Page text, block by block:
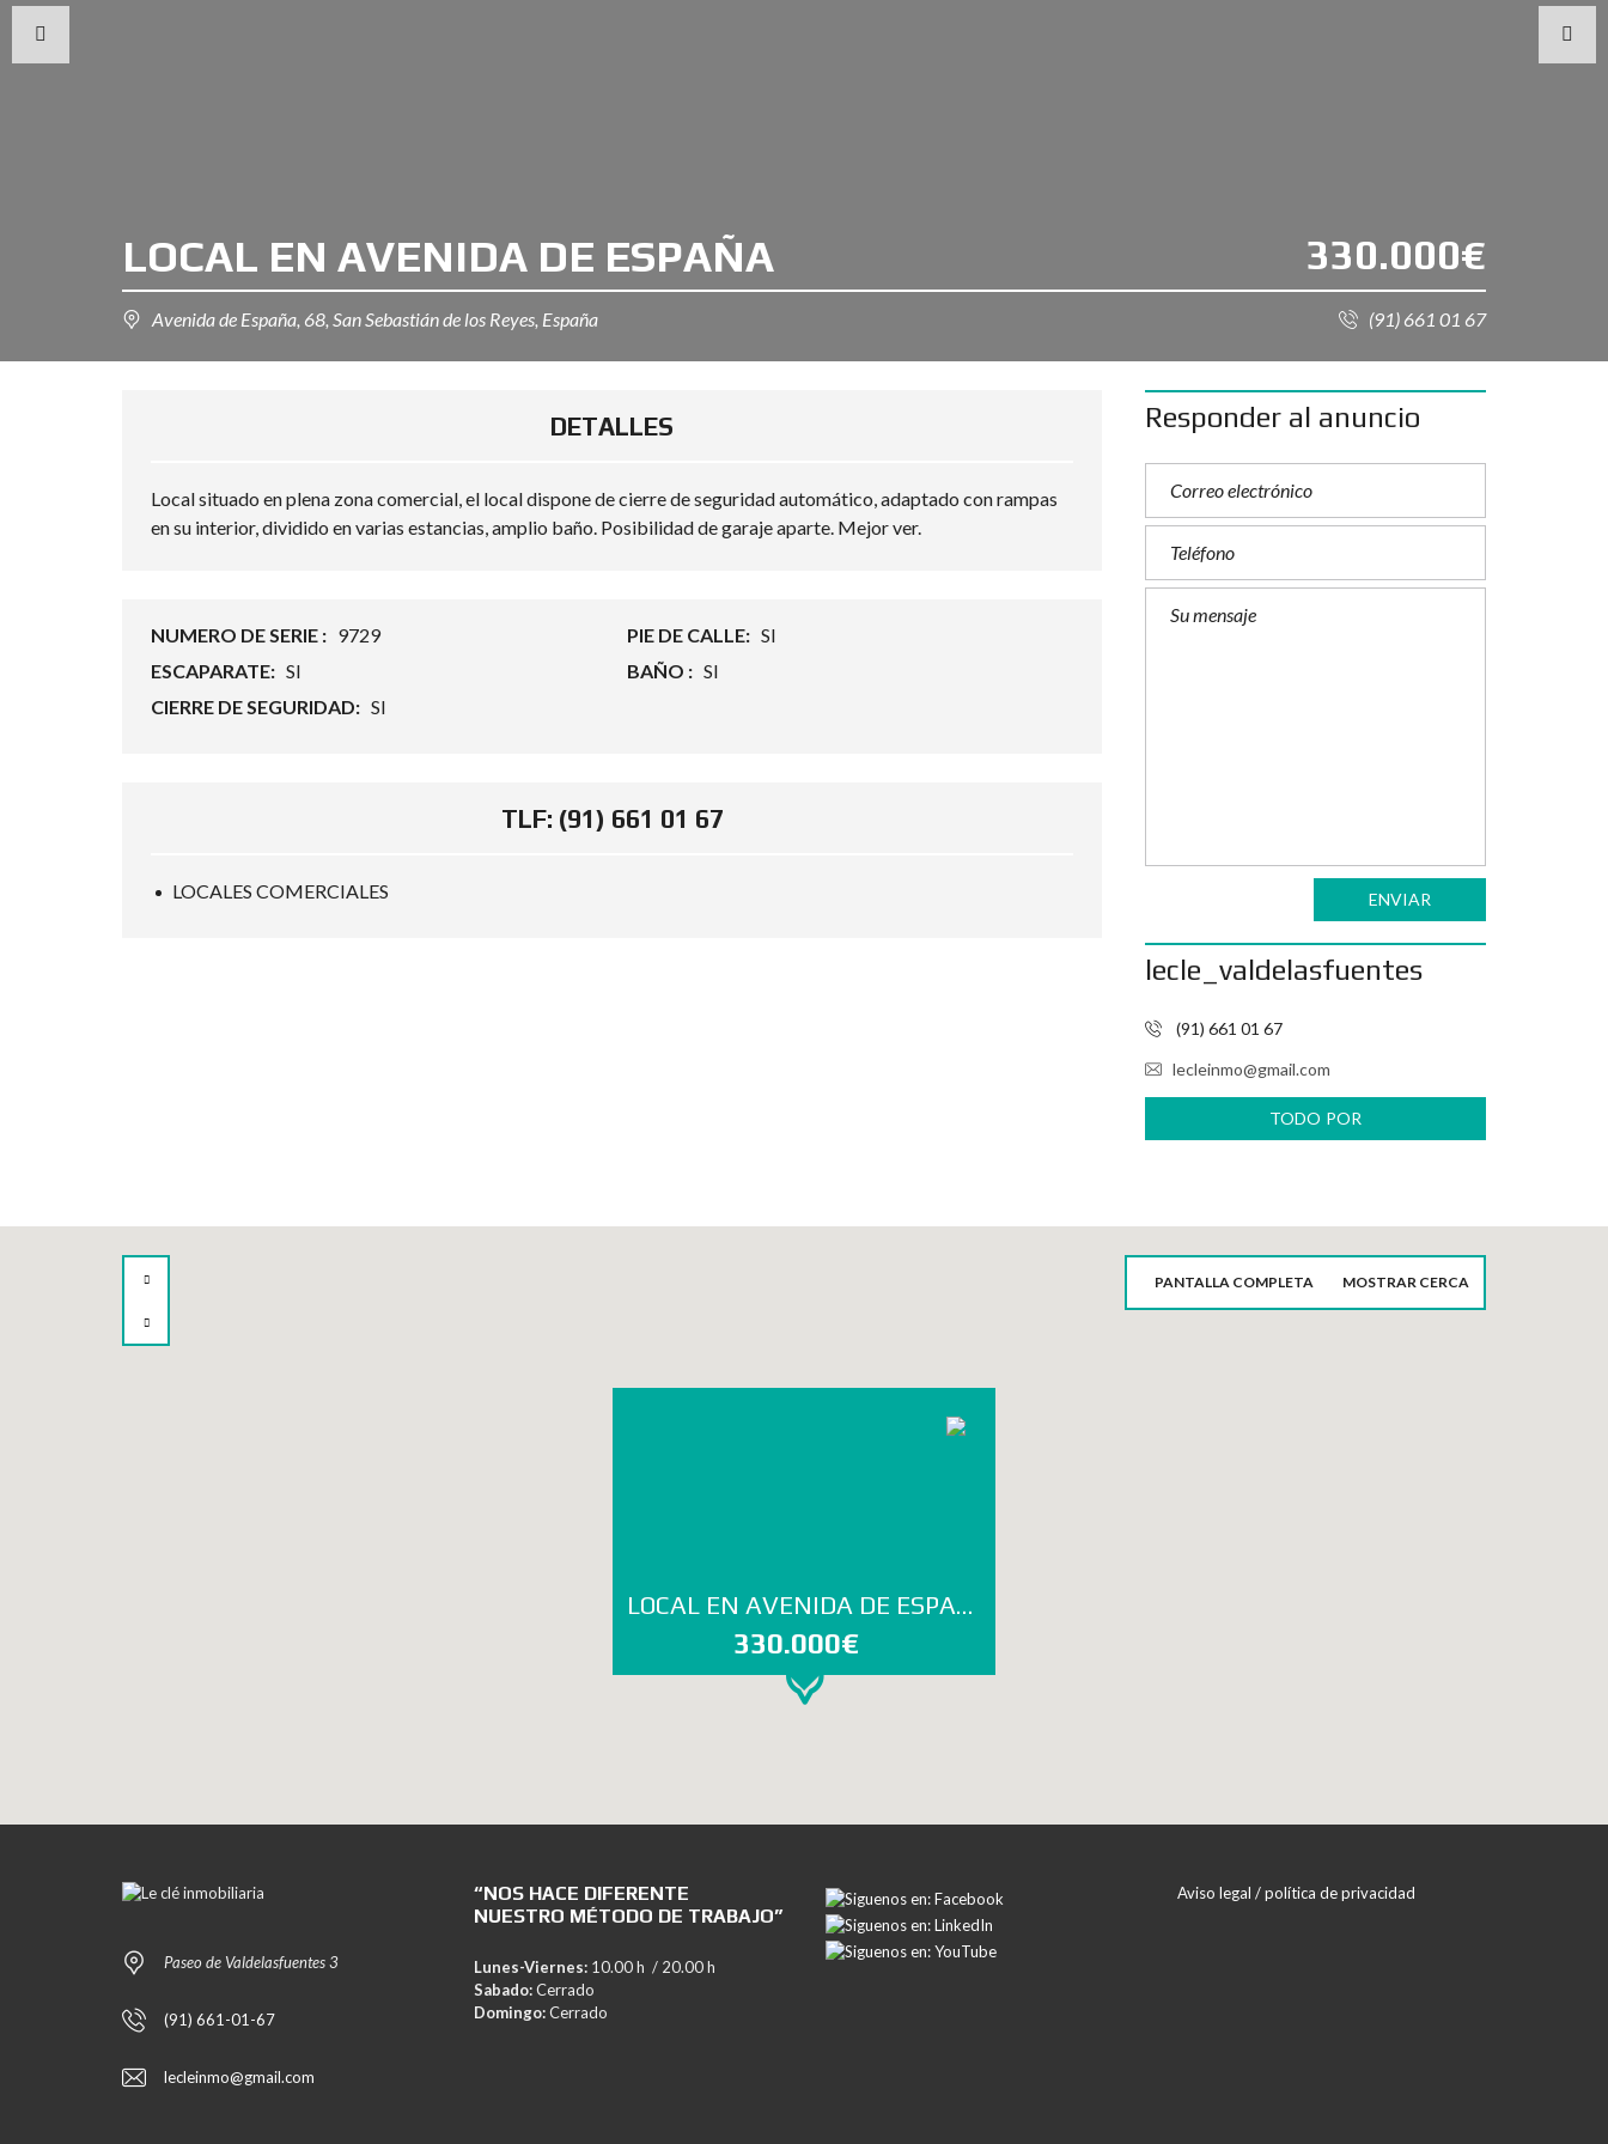
LOCAL EN AVENIDA DE ESPAÑA 330.000€
Avenida de España, 68, San Sebastián de los Reyes, España (91) 661 01 67
DETALLES
Local situado en plena zona comercial, el local dispone de cierre de seguridad automático, adaptado con rampas
en su interior, dividido en varias estancias, amplio baño. Posibilidad de garaje aparte. Mejor ver.
NUMERO DE SERIE : 9729 PIE DE CALLE: SI
ESCAPARATE: SI BAÑO : SI
CIERRE DE SEGURIDAD: SI
TLF: (91) 661 01 67
LOCALES COMERCIALES
Responder al anuncio
ENVIAR
lecle_valdelasfuentes
(91) 661 01 67
lecleinmo@gmail.com
TODO POR
LOCAL EN AVENIDA DE ESPAÑA
330.000€
PANTALLA COMPLETA MOSTRAR CERCA
Paseo de Valdelasfuentes 3
(91) 661-01-67
lecleinmo@gmail.com
“NOS HACE DIFERENTE
NUESTRO MÉTODO DE TRABAJO”
Lunes-Viernes: 10.00 h / 20.00 h
Sabado:Cerrado
Domingo:Cerrado
Aviso legal / política de privacidad